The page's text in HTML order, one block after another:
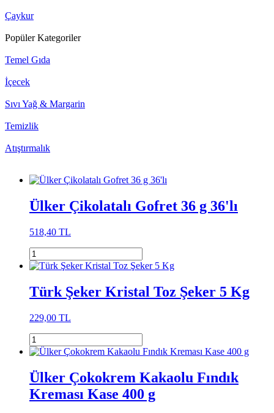
Çaykur
Popüler Kategoriler
Temel Gıda
İçecek
Sıvı Yağ & Margarin
Temizlik
Atıştırmalık
Ülker Çikolatalı Gofret 36 g 36'lı
518,40 TL
Türk Şeker Kristal Toz Şeker 5 Kg
229,00 TL
Ülker Çokokrem Kakaolu Fındık
Kreması Kase 400 g